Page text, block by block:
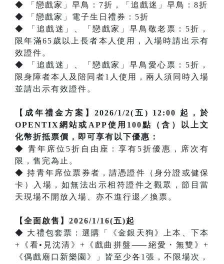
◆ 「戀戲家」早鳥：7折，「追戲迷」早鳥：8折
◆ 「戀戲家」電子生日禮券：5折
◆ 「追戲迷」、「戀戲家」早鳥敬老票：5折，
限年滿65歲以上長者本人使用，入場時請出示有
效證件。
◆ 「追戲迷」、「戀戲家」早鳥愛心票：5折，
限身障者本人及陪同者1人使用，兩人須同時入場
並請出示有效證件。
【成年禮金方案】2026/1/2(五) 12:00 起，於
OPENTIX網站或APP使用100點（含）以上文
化幣折抵票價，即可享有以下優惠：
◆ 青年席位5折自由座：享有5折優惠，席次有
限，售完為止。
◆ 持青年席位票券者，請憑證件（身分證或健保
卡）入場，如無法出示相符證件之觀眾，節目當
天現場不開放入場、亦不進行退／換票。
【全面啟售】2026/1/16(五)起
◆ 大禮包套票：選購「《金銀天狗》上本、下本
+《看•見沈清》+《戲曲拼盤⸺絕愛・無雙》+
《偶戲廟口新樂園》」皆至少各1張，不限場次，